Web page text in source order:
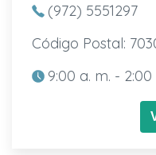
(972) 5551297
Código Postal:
9:00 a. m. - 2:00